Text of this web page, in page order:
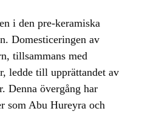
i den pre-keramiska
Domesticeringen av
tillsammans med
ledde till upprättandet av
Denna övergång har
som Abu Hureyra och